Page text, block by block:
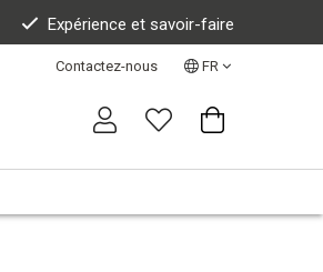
Expérience et savoir-faire
Contactez-nous FR